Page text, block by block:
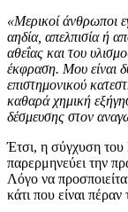
«Μερικοί άνθρωποι
αηδία, απελπισία ή
αθεΐας και του
έκφραση. Μου είναι
επιστημονικού
καθαρά χημική
δέσμευσης στον
Έτσι, η σύγχυση του
παρερμηνεύει την
Λόγο να
κάτι που είναι